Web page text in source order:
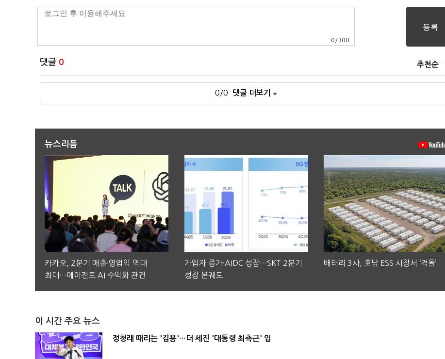
0 /300
댓글 0 추천순
0/0 댓글 더보기
뉴스리듬
카카오, 2분기 매출·영업익 역대
최대…에이전트 AI 수익화 관건
가입자 증가·AIDC 성장…SKT 2분기
성장 본궤도
배터리 3사, 호남 ESS 시장서 ‘격돌’
이 시간 주요 뉴스
정청래 때리는 '김용'…더 세진 '대통령 최측근' 입